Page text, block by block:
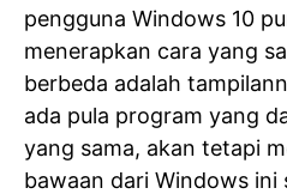
pengguna Windows 10
menerapkan cara yang
berbeda adalah
ada pula program yang
yang sama, akan tetapi
bawaan dari Windows ini